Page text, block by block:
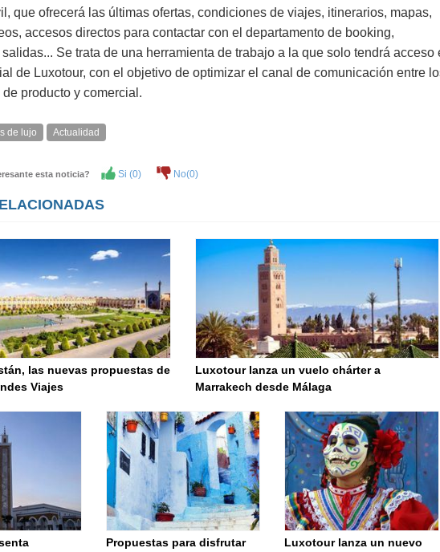
que ofrecerá las últimas ofertas, condiciones de viajes, itinerarios, mapas,
accesos directos para contactar con el departamento de booking,
Se trata de una herramienta de trabajo a la que solo tendrá acceso
de Luxotour, con el objetivo de optimizar el canal de comunicación entre
producto y comercial.
de lujo Actualidad
esta noticia? Si (0) No(0)
las nuevas propuestas de
Viajes
Luxotour lanza un vuelo chárter a
Marrakech desde Málaga
Propuestas para disfrutar
Luxotour lanza un nuevo